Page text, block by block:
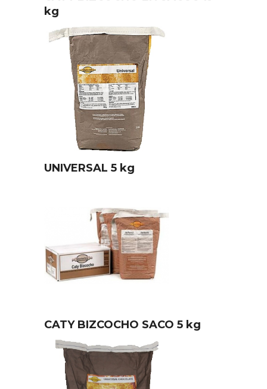
kg
UNIVERSAL 5 kg
CATY BIZCOCHO SACO 5 kg